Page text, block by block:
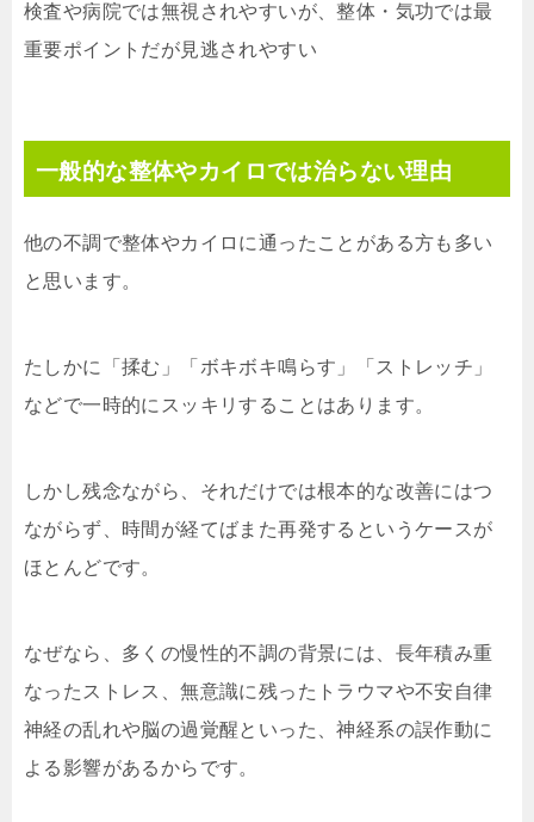
検査や病院では無視されやすいが、整体・気功では最
重要ポイントだが見逃されやすい
一般的な整体やカイロでは治らない理由
他の不調で整体やカイロに通ったことがある方も多い
と思います。
たしかに「揉む」「ボキボキ鳴らす」「ストレッチ」
などで一時的にスッキリすることはあります。
しかし残念ながら、それだけでは根本的な改善にはつ
ながらず、時間が経てばまた再発するというケースが
ほとんどです。
なぜなら、多くの慢性的不調の背景には、長年積み重
なったストレス、無意識に残ったトラウマや不安自律
神経の乱れや脳の過覚醒といった、神経系の誤作動に
よる影響があるからです。